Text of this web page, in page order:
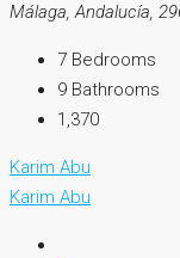
Málaga, Andalucía,
7 Bedrooms
9 Bathrooms
1,370
Karim Abu
Karim Abu